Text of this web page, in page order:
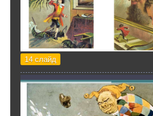
14 слайд